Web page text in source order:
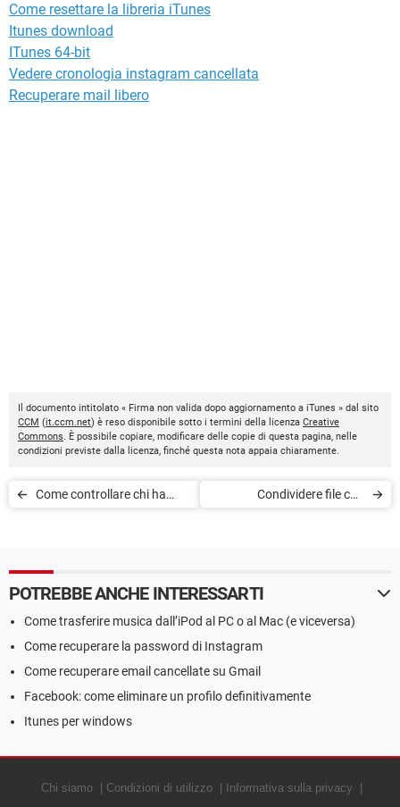
Come resettare la libreria iTunes
Itunes download
ITunes 64-bit
Vedere cronologia instagram cancellata
Recuperare mail libero
Il documento intitolato « Firma non valida dopo aggiornamento a iTunes » dal sito
CCM (it.ccm.net) è reso disponibile sotto i termini della licenza Creative
Commons. È possibile copiare, modificare delle copie di questa pagina, nelle
condizioni previste dalla licenza, finché questa nota appaia chiaramente.
Come controllare chi ha
Condividere file con
POTREBBE ANCHE INTERESSARTI
Come trasferire musica dall’iPod al PC o al Mac (e viceversa)
Come recuperare la password di Instagram
Come recuperare email cancellate su Gmail
Facebook: come eliminare un profilo definitivamente
Itunes per windows
Chi siamo Condizioni di utilizzo
Informativa sulla privacy